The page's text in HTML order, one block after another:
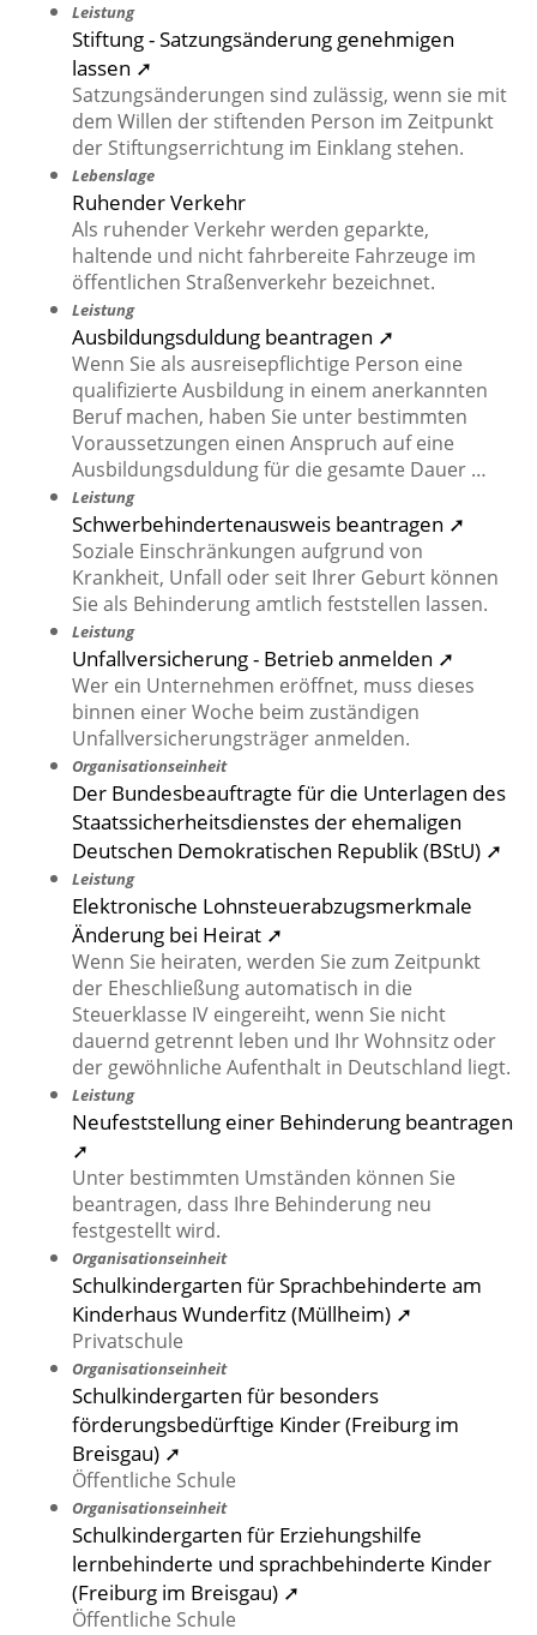
Leistung
Stiftung - Satzungsänderung genehmigen
lassen ➚
Satzungsänderungen sind zulässig, wenn sie mit
dem Willen der stiftenden Person im Zeitpunkt
der Stiftungserrichtung im Einklang stehen.
Lebenslage
Ruhender Verkehr
Als ruhender Verkehr werden geparkte,
haltende und nicht fahrbereite Fahrzeuge im
öffentlichen Straßenverkehr bezeichnet.
Leistung
Ausbildungsduldung beantragen ➚
Wenn Sie als ausreisepflichtige Person eine
qualifizierte Ausbildung in einem anerkannten
Beruf machen, haben Sie unter bestimmten
Voraussetzungen einen Anspruch auf eine
Ausbildungsduldung für die gesamte Dauer …
Leistung
Schwerbehindertenausweis beantragen ➚
Soziale Einschränkungen aufgrund von
Krankheit, Unfall oder seit Ihrer Geburt können
Sie als Behinderung amtlich feststellen lassen.
Leistung
Unfallversicherung - Betrieb anmelden ➚
Wer ein Unternehmen eröffnet, muss dieses
binnen einer Woche beim zuständigen
Unfallversicherungsträger anmelden.
Organisationseinheit
Der Bundesbeauftragte für die Unterlagen des
Staatssicherheitsdienstes der ehemaligen
Deutschen Demokratischen Republik (BStU) ➚
Leistung
Elektronische Lohnsteuerabzugsmerkmale
Änderung bei Heirat ➚
Wenn Sie heiraten, werden Sie zum Zeitpunkt
der Eheschließung automatisch in die
Steuerklasse IV eingereiht, wenn Sie nicht
dauernd getrennt leben und Ihr Wohnsitz oder
der gewöhnliche Aufenthalt in Deutschland liegt.
Leistung
Neufeststellung einer Behinderung beantragen
➚
Unter bestimmten Umständen können Sie
beantragen, dass Ihre Behinderung neu
festgestellt wird.
Organisationseinheit
Schulkindergarten für Sprachbehinderte am
Kinderhaus Wunderfitz (Müllheim) ➚
Privatschule
Organisationseinheit
Schulkindergarten für besonders
förderungsbedürftige Kinder (Freiburg im
Breisgau) ➚
Öffentliche Schule
Organisationseinheit
Schulkindergarten für Erziehungshilfe
lernbehinderte und sprachbehinderte Kinder
(Freiburg im Breisgau) ➚
Öffentliche Schule